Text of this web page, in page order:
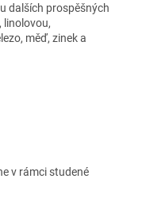
dalších prospěšných
linolovou,
měď, zinek a
v rámci studené